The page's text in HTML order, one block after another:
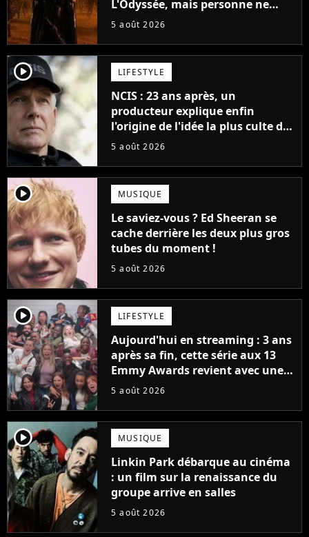
L'Odyssée, mais personne ne
veut lui donner de rôle au
5 août 2026
player2 LIFESTYLE
NCIS : 23 ans après, un
producteur explique enfin
l'origine de l'idée la plus culte de
la série (et on ne parle pas du
5 août 2026
player2 MUSIQUE
Le saviez-vous ? Ed Sheeran se
cache derrière les deux plus gros
tubes du moment !
5 août 2026
player2 LIFESTYLE
Aujourd'hui en streaming : 3 ans
après sa fin, cette série aux 13
Emmy Awards revient avec une
suite... totalement différente
5 août 2026
player2 MUSIQUE
Linkin Park débarque au cinéma
: un film sur la renaissance du
groupe arrive en salles
5 août 2026